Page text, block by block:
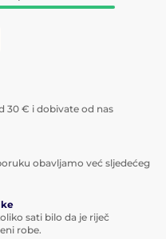
30 € i dobivate od nas
obavljamo već sljedećeg
sati bilo da je riječ
robe.